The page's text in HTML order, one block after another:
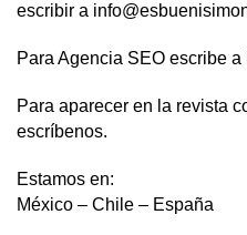
escribir a
Para Agencia SEO escribe
Para aparecer en la revista
escríbenos.
Estamos en:
México – Chile – España